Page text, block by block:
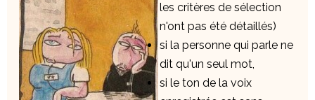
les critères de sélection
n'ont pas été détaillés)
si la personne qui parle ne
dit qu'un seul mot,
si le ton de la voix